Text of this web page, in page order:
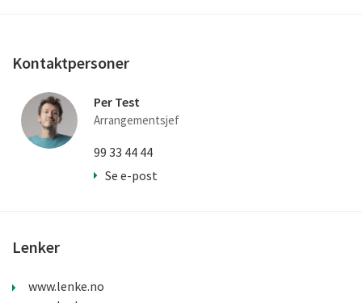
Kontaktpersoner
Per Test
Arrangementsjef
99 33 44 44
Se e-post
Lenker
www.lenke.no